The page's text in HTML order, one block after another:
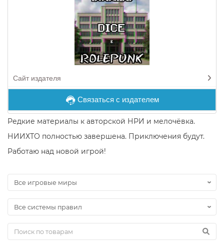
Сайт издателя
Связаться с издателем
Редкие материалы к авторской НРИ и мелочёвка.
НИИХТО полностью завершена. Приключения будут.
Работаю над новой игрой!